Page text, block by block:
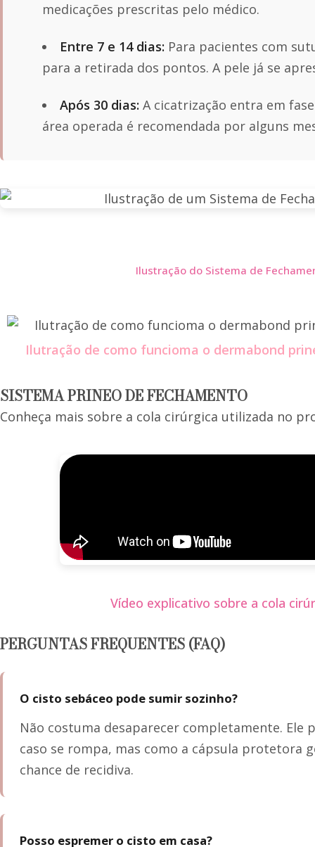
medicações prescritas pelo médico.
Entre 7 e 14 dias: Para pacientes com
para a retirada dos pontos. A pele já se
Após 30 dias: A cicatrização entra em
área operada é recomendada por alguns
Ilustração do Sistema de
Ilutração de como funcioma o dermabond
SISTEMA PRINEO DE FECHAMENTO
Conheça mais sobre a cola cirúrgica utilizada no
Vídeo explicativo sobre a cola
PERGUNTAS FREQUENTES (FAQ)
O cisto sebáceo pode sumir sozinho?
Não costuma desaparecer completamente.
caso se rompa, mas como a cápsula protetora
chance de recidiva.
Posso espremer o cisto em casa?